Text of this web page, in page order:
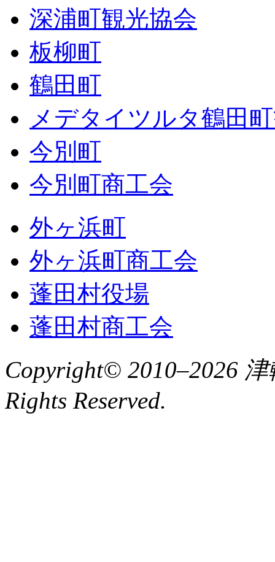
深浦町観光協会
板柳町
鶴田町
メデタイツルタ鶴田
今別町
今別町商工会
外ヶ浜町
外ヶ浜町商工会
蓬田村役場
蓬田村商工会
Copyright© 2010–2026
Rights Reserved.